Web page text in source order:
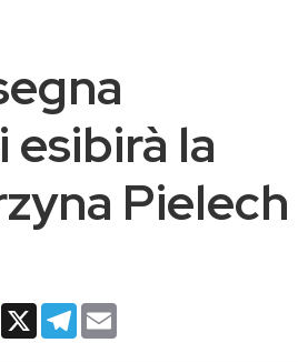
esibirà la
Pielech
WhatsApp
X Telegram